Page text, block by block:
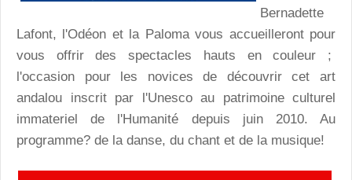
Bernadette
Lafont, l'Odéon et la Paloma vous accueilleront pour
vous offrir des spectacles hauts en couleur ;
l'occasion pour les novices de découvrir cet art
andalou inscrit par l'Unesco au patrimoine culturel
immateriel de l'Humanité depuis juin 2010. Au
programme? de la danse, du chant et de la musique!